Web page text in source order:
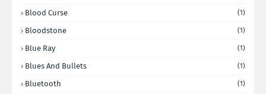
Blood Curse (1)
Bloodstone (1)
Blue Ray (1)
Blues And Bullets (1)
Bluetooth (1)